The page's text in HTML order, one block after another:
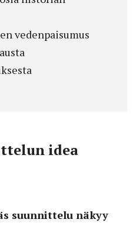
vedenpaisumus
idea
suunnittelu näkyy